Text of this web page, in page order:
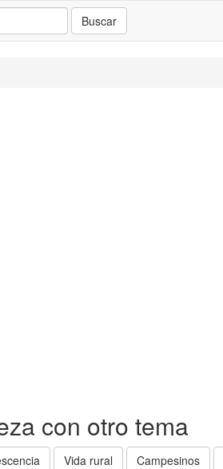
Buscar
con otro tema
Vida rural Campesinos